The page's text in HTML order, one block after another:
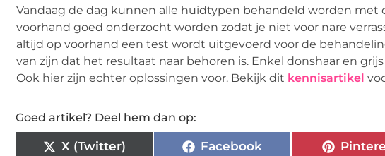
Vandaag de dag kunnen alle huidtypen behandeld worden met
voorhand goed onderzocht worden zodat je niet voor nare
altijd op voorhand een test wordt uitgevoerd voor de
van zijn dat het resultaat naar behoren is. Enkel donshaar en
Ook hier zijn echter oplossingen voor. Bekijk dit kennisartikel
Goed artikel? Deel hem dan op:
X (Twitter) Facebook